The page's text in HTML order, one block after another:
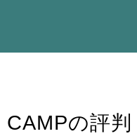
CAMPの評